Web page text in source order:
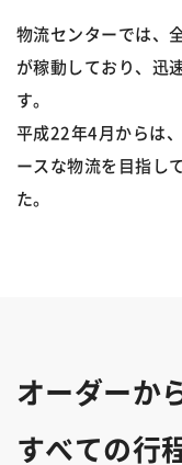
物流センターでは、
が稼動しており、迅
す。
平成22年4月からは
ースな物流を目指し
た。
オーダーか
すべての行